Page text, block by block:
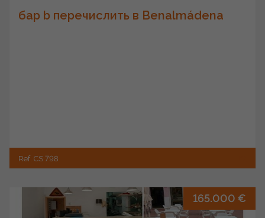
бар b перечислить в Benalmádena
Ref. CS 798
165.000 €